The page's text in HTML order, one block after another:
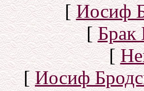
[Иосиф
[Брак
[
[Иосиф